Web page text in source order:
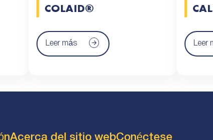
COLAID®
Leer más Leer
Acerca del sitio webConéctese